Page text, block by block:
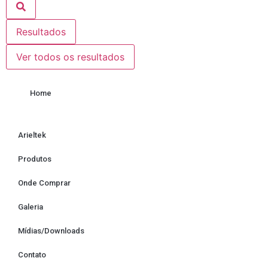
Resultados
Ver todos os resultados
Home
Arieltek
Produtos
Onde Comprar
Galeria
Mídias/Downloads
Contato